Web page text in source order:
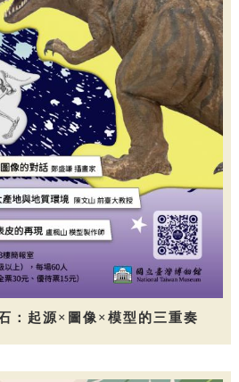
：起源×圖像×模型的三重奏